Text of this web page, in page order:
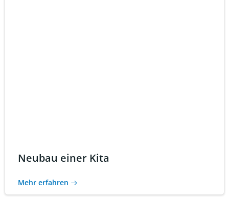
Neubau einer Kita
Mehr erfahren